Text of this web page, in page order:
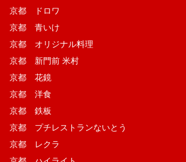
京都 ドロワ
京都 青いけ
京都 オリジナル料理
京都 新門前 米村
京都 花鏡
京都 洋食
京都 鉄板
京都 プチレストランないとう
京都 レクラ